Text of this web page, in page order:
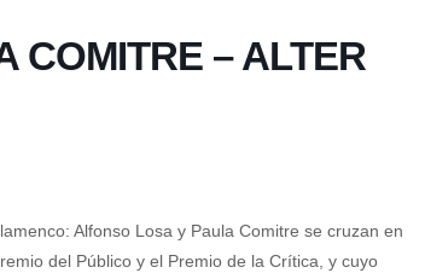
COMITRE – ALTER
Alfonso Losa y Paula Comitre se cruzan en
del Público y el Premio de la Crítica, y cuyo